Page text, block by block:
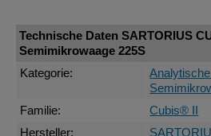
Technische Daten SARTORIUS
Semimikrowaage 225S
Kategorie:
Familie:
Cubis® II
Hersteller: